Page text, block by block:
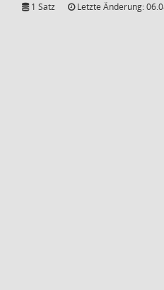
1 Satz Letzte Änderung: